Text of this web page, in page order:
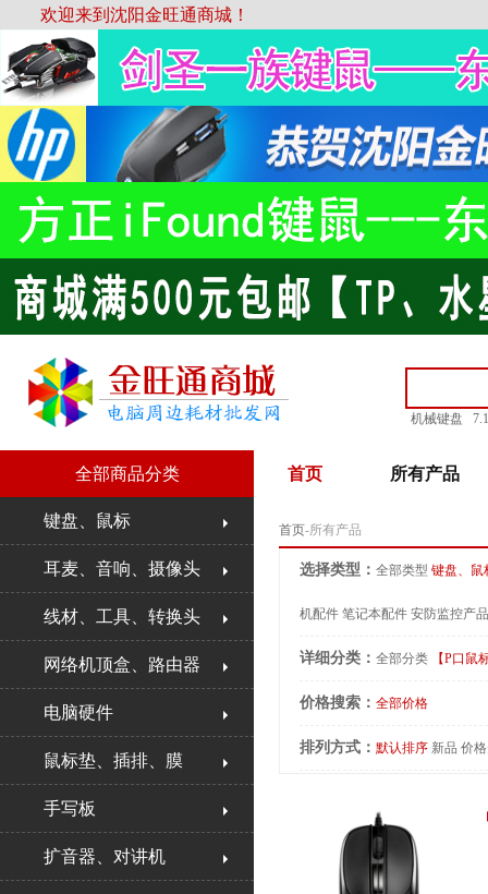
欢迎来到沈阳金旺通商城！
机械键盘
首页 所有产品
全部商品分类
键盘、鼠标
耳麦、音响、摄像头
线材、工具、转换头
网络机顶盒、路由器
电脑硬件
鼠标垫、插排、膜
手写板
扩音器、对讲机
首页-所有产品
选择类型： 全部类型 键盘、鼠
机配件 笔记本配件 安防监控产品
详细分类： 全部分类 【P口鼠
价格搜索： 全部价格
排列方式： 默认排序 新品 价